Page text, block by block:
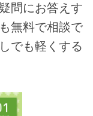
問にお答えす
無料で相談で
でも軽くする